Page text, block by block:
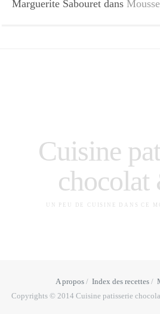
Marguerite Sabouret dans
Cuisine
chocolat
UN PEU DE CUISINE DANS CE
A propos Index des recettes
Copyrights © 2014 Cuisine patisserie